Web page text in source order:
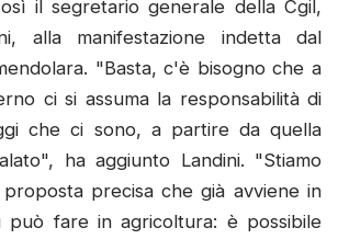
il segretario generale della Cgil,
alla manifestazione indetta dal
"Basta, c'è bisogno che a
ci si assuma la responsabilità di
che ci sono, a partire da quella
ha aggiunto Landini. "Stiamo
precisa che già avviene in
può fare in agricoltura: è possibile